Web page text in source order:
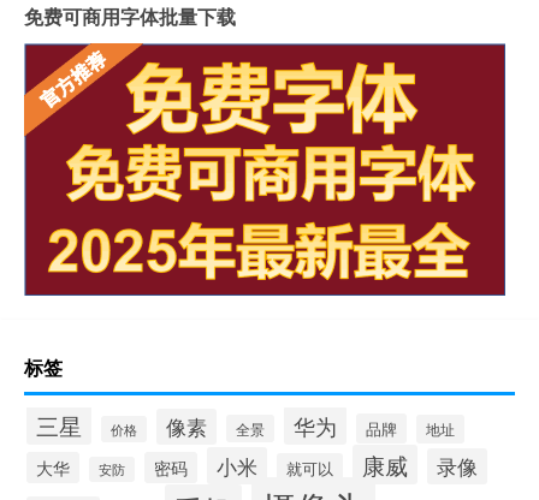
免费可商用字体批量下载
标签
三星 价格 像素 全景 华为 品牌 地址
大华 安防 密码 小米 就可以 康威 录像